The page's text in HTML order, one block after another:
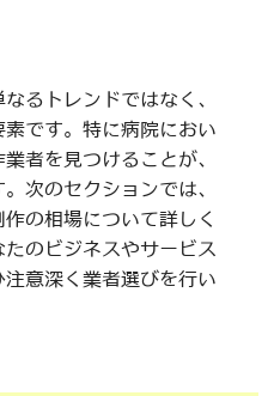
るトレンドではなく、
です。特に病院におい
者を見つけることが、
次のセクションでは、
の相場について詳しく
のビジネスやサービス
意深く業者選びを行い